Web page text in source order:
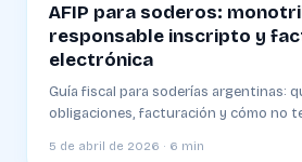
AFIP para soderos:
responsable inscripto y
electrónica
Guía fiscal para soderías argentinas:
obligaciones, facturación y cómo no
5 de abril de 2026 · 6 min